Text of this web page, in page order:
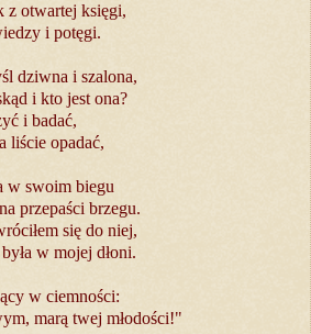
z otwartej księgi,
i potęgi.
dziwna i szalona,
i kto jest ona?
i badać,
liście opadać,
w swoim biegu
przepaści brzegu.
się do niej,
w mojej dłoni.
w ciemności:
marą twej młodości!"